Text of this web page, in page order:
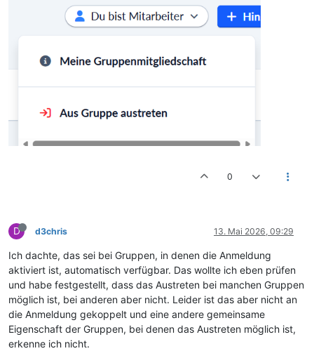
0
D d3chris 13. Mai 2026, 09:29
Ich dachte, das sei bei Gruppen, in denen die Anmeldung
aktiviert ist, automatisch verfügbar. Das wollte ich eben prüfen
und habe festgestellt, dass das Austreten bei manchen Gruppen
möglich ist, bei anderen aber nicht. Leider ist das aber nicht an
die Anmeldung gekoppelt und eine andere gemeinsame
Eigenschaft der Gruppen, bei denen das Austreten möglich ist,
erkenne ich nicht.